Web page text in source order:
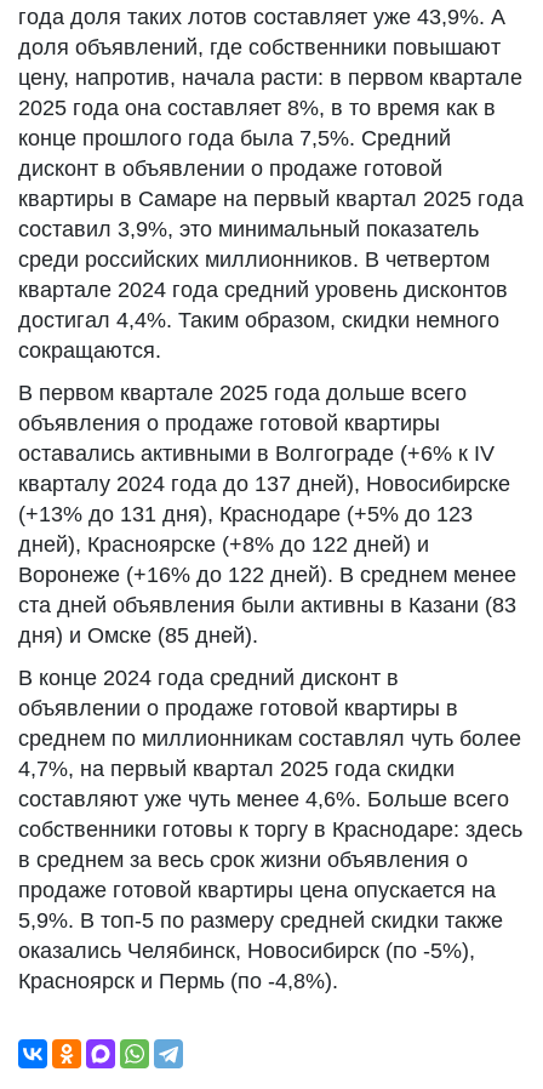
года доля таких лотов составляет уже 43,9%. А
доля объявлений, где собственники повышают
цену, напротив, начала расти: в первом квартале
2025 года она составляет 8%, в то время как в
конце прошлого года была 7,5%. Средний
дисконт в объявлении о продаже готовой
квартиры в Самаре на первый квартал 2025 года
составил 3,9%, это минимальный показатель
среди российских миллионников. В четвертом
квартале 2024 года средний уровень дисконтов
достигал 4,4%. Таким образом, скидки немного
сокращаются.
В первом квартале 2025 года дольше всего
объявления о продаже готовой квартиры
оставались активными в Волгограде (+6% к IV
кварталу 2024 года до 137 дней), Новосибирске
(+13% до 131 дня), Краснодаре (+5% до 123
дней), Красноярске (+8% до 122 дней) и
Воронеже (+16% до 122 дней). В среднем менее
ста дней объявления были активны в Казани (83
дня) и Омске (85 дней).
В конце 2024 года средний дисконт в
объявлении о продаже готовой квартиры в
среднем по миллионникам составлял чуть более
4,7%, на первый квартал 2025 года скидки
составляют уже чуть менее 4,6%. Больше всего
собственники готовы к торгу в Краснодаре: здесь
в среднем за весь срок жизни объявления о
продаже готовой квартиры цена опускается на
5,9%. В топ-5 по размеру средней скидки также
оказались Челябинск, Новосибирск (по -5%),
Красноярск и Пермь (по -4,8%).